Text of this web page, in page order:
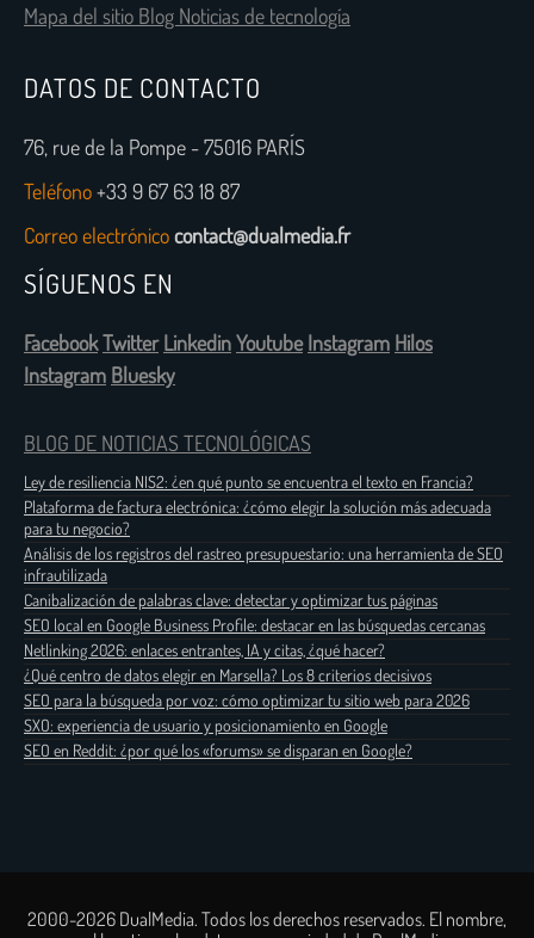
Mapa del sitio Blog Noticias de tecnología
DATOS DE CONTACTO
76, rue de la Pompe - 75016 PARÍS
Teléfono+33 9 67 63 18 87
Correo electrónicocontact@dualmedia.fr
SÍGUENOS EN
FacebookTwitter LinkedinYoutube Instagram Hilos
Instagram Bluesky
BLOG DE NOTICIAS TECNOLÓGICAS
Ley de resiliencia NIS2: ¿en qué punto se encuentra el texto en Francia?
Plataforma de factura electrónica: ¿cómo elegir la solución más adecuada
para tu negocio?
Análisis de los registros del rastreo presupuestario: una herramienta de SEO
infrautilizada
Canibalización de palabras clave: detectar y optimizar tus páginas
SEO local en Google Business Profile: destacar en las búsquedas cercanas
Netlinking 2026: enlaces entrantes, IA y citas, ¿qué hacer?
¿Qué centro de datos elegir en Marsella? Los 8 criterios decisivos
SEO para la búsqueda por voz: cómo optimizar tu sitio web para 2026
SXO: experiencia de usuario y posicionamiento en Google
SEO en Reddit: ¿por qué los «forums» se disparan en Google?
2000-2026 DualMedia. Todos los derechos reservados. El nombre,